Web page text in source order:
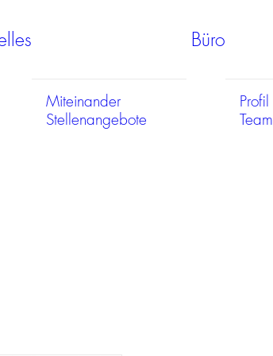
Miteinander
Stellenangebote
Büro
Profil
Team